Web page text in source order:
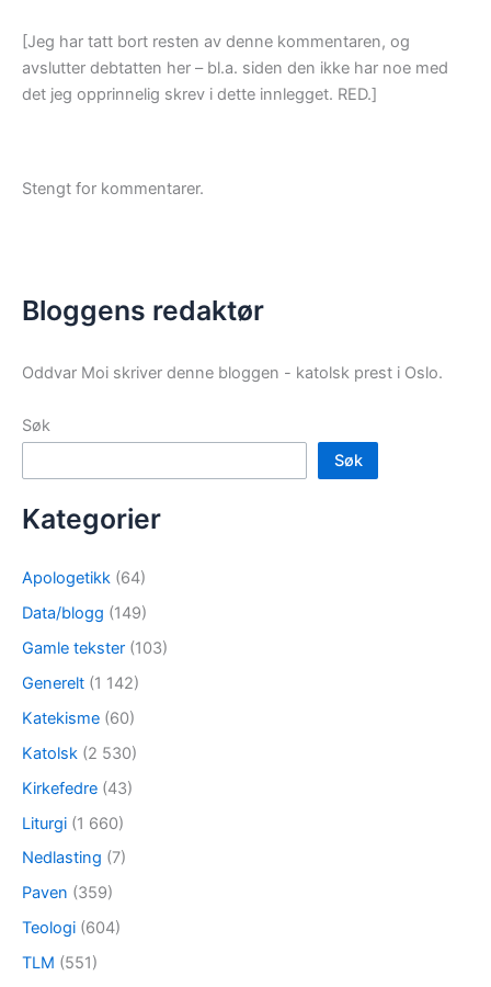
[Jeg har tatt bort resten av denne kommentaren, og
avslutter debtatten her – bl.a. siden den ikke har noe med
det jeg opprinnelig skrev i dette innlegget. RED.]
Stengt for kommentarer.
Bloggens redaktør
Oddvar Moi skriver denne bloggen - katolsk prest i Oslo.
Søk
Søk
Kategorier
Apologetikk (64)
Data/blogg (149)
Gamle tekster (103)
Generelt (1 142)
Katekisme (60)
Katolsk (2 530)
Kirkefedre (43)
Liturgi (1 660)
Nedlasting (7)
Paven (359)
Teologi (604)
TLM (551)